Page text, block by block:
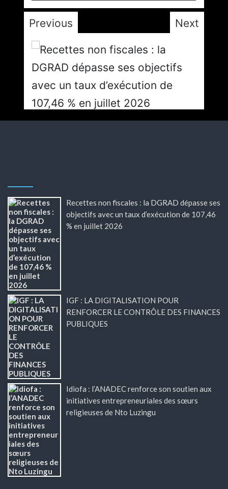
Previous Next
Recettes non fiscales : la DGRAD dépasse ses
objectifs avec un taux d’exécution de 107,46
% en juillet 2026
IGF : LA DIGITALISATION POUR
RENFORCER LE CONTRÔLE DES FINANCES
PUBLIQUES
Idiofa : l’ANADEC renforce son soutien aux
initiatives entrepreneuriales des sœurs
religieuses de Nto Luzingu